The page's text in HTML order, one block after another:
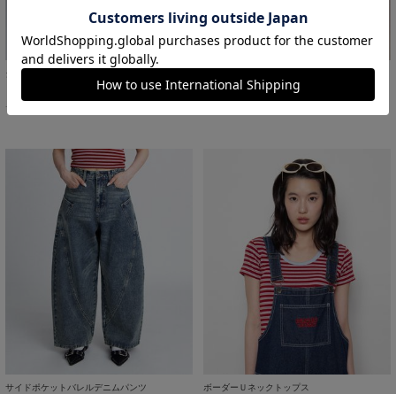
ダメージレギュラーデニムパンツ
サイズ：1/2/3/4/5 あり
￥6,600 14%OFF
サイドポケットバレルデニムパンツ ボーダーＵネックトップス